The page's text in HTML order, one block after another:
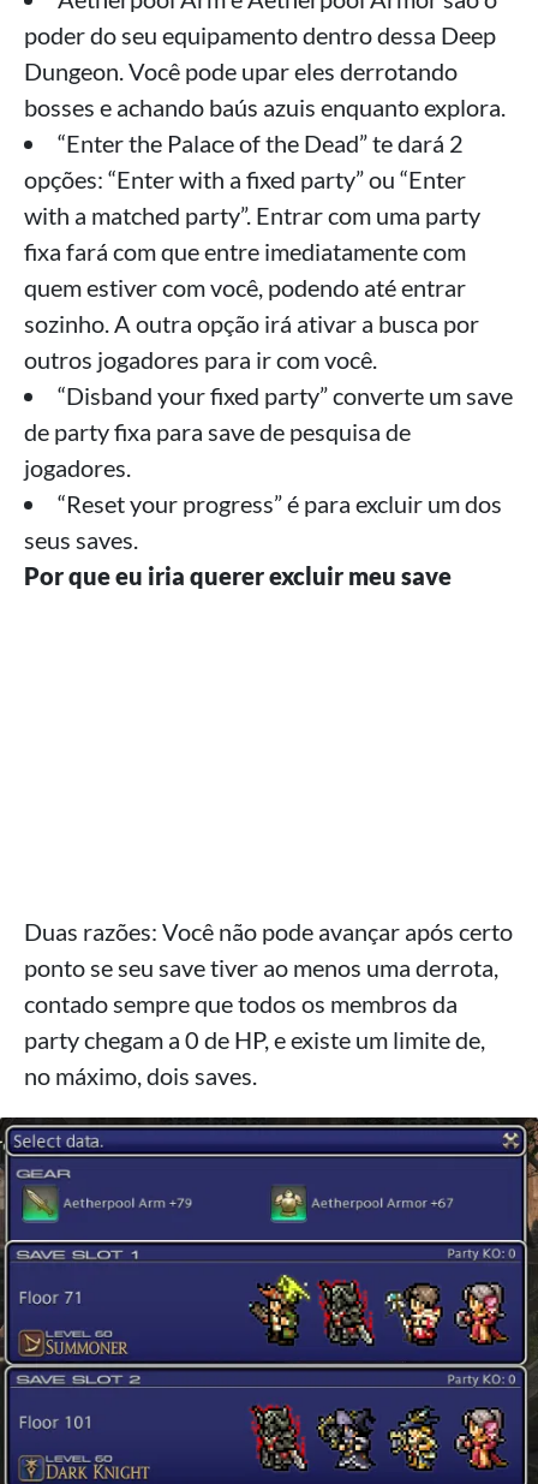
poder do seu equipamento dentro dessa Deep
Dungeon. Você pode upar eles derrotando
bosses e achando baús azuis enquanto explora.
“Enter the Palace of the Dead” te dará 2
opções: “Enter with a fixed party” ou “Enter
with a matched party”. Entrar com uma party
fixa fará com que entre imediatamente com
quem estiver com você, podendo até entrar
sozinho. A outra opção irá ativar a busca por
outros jogadores para ir com você.
“Disband your fixed party” converte um save
de party fixa para save de pesquisa de
jogadores.
“Reset your progress” é para excluir um dos
seus saves.
Por que eu iria querer excluir meu save
Duas razões: Você não pode avançar após certo
ponto se seu save tiver ao menos uma derrota,
contado sempre que todos os membros da
party chegam a 0 de HP, e existe um limite de,
no máximo, dois saves.